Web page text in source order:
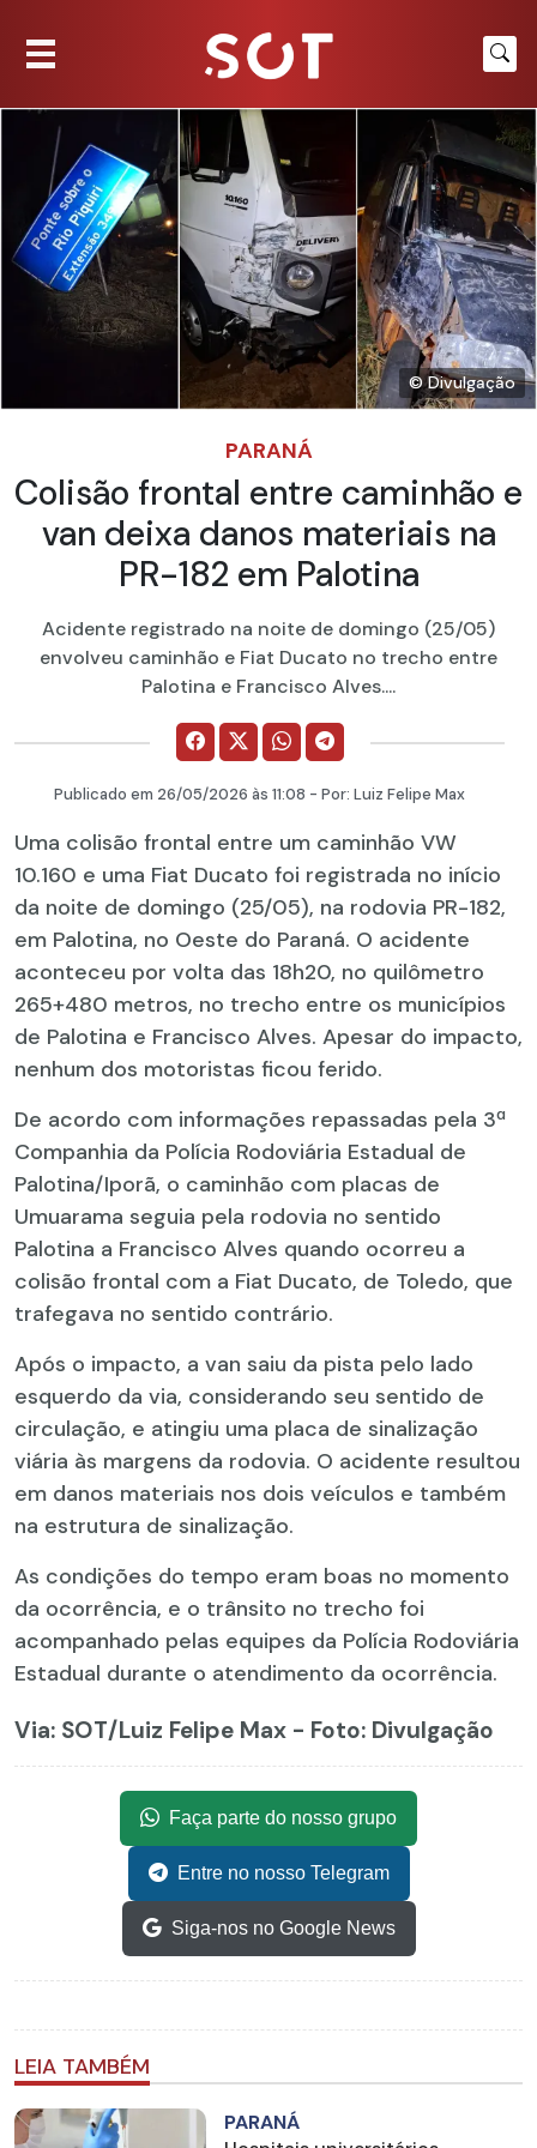
© Divulgação
PARANÁ
Colisão frontal entre caminhão e
van deixa danos materiais na
PR-182 em Palotina
Acidente registrado na noite de domingo (25/05)
envolveu caminhão e Fiat Ducato no trecho entre
Palotina e Francisco Alves....
Publicado em 26/05/2026 às 11:08 - Por: Luiz Felipe Max
Uma colisão frontal entre um caminhão VW
10.160 e uma Fiat Ducato foi registrada no início
da noite de domingo (25/05), na rodovia PR-182,
em Palotina, no Oeste do Paraná. O acidente
aconteceu por volta das 18h20, no quilômetro
265+480 metros, no trecho entre os municípios
de Palotina e Francisco Alves. Apesar do impacto,
nenhum dos motoristas ficou ferido.
De acordo com informações repassadas pela 3ª
Companhia da Polícia Rodoviária Estadual de
Palotina/Iporã, o caminhão com placas de
Umuarama seguia pela rodovia no sentido
Palotina a Francisco Alves quando ocorreu a
colisão frontal com a Fiat Ducato, de Toledo, que
trafegava no sentido contrário.
Após o impacto, a van saiu da pista pelo lado
esquerdo da via, considerando seu sentido de
circulação, e atingiu uma placa de sinalização
viária às margens da rodovia. O acidente resultou
em danos materiais nos dois veículos e também
na estrutura de sinalização.
As condições do tempo eram boas no momento
da ocorrência, e o trânsito no trecho foi
acompanhado pelas equipes da Polícia Rodoviária
Estadual durante o atendimento da ocorrência.
Via: SOT/Luiz Felipe Max - Foto: Divulgação
Faça parte do nosso grupo
Entre no nosso Telegram
Siga-nos no Google News
LEIA TAMBÉM
PARANÁ